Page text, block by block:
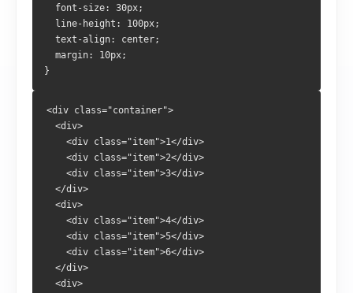
  font-size: 30px;
  line-height: 100px;
  text-align: center;
  margin: 10px;
}
<div class="container">
  <div>
    <div class="item">1</div>
    <div class="item">2</div>
    <div class="item">3</div>
  </div>
  <div>
    <div class="item">4</div>
    <div class="item">5</div>
    <div class="item">6</div>
  </div>
  <div>